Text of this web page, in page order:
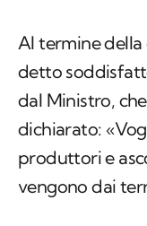
Al termine della
detto
dal Ministro,
dichiarato:
produttori e
vengono dai